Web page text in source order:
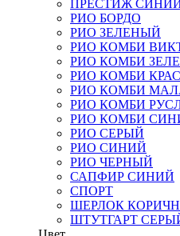
ПРЕСТИЖ
РИО БОРДО
РИО ЗЕЛЕНЫЙ
РИО КОМБИ
РИО КОМБИ
РИО КОМБИ
РИО КОМБИ
РИО КОМБИ
РИО КОМБИ
РИО СЕРЫЙ
РИО СИНИЙ
РИО ЧЕРНЫЙ
САПФИР СИНИЙ
СПОРТ
ШЕРЛОК
ШТУТГАРТ